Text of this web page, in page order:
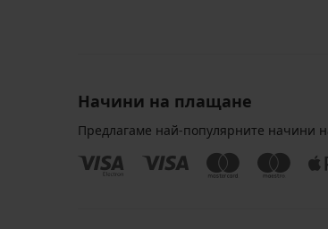
Начини на плащане
Предлагаме най-популярните начини